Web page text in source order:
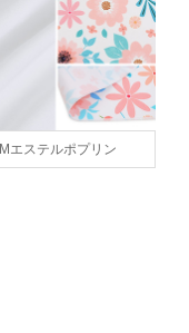
IMエステルポプリン